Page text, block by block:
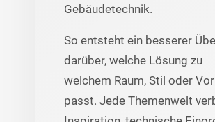
Gebäudetechnik.
So entsteht ein besserer
darüber, welche Lösung zu
welchem Raum, Stil oder
passt. Jede Themenwelt